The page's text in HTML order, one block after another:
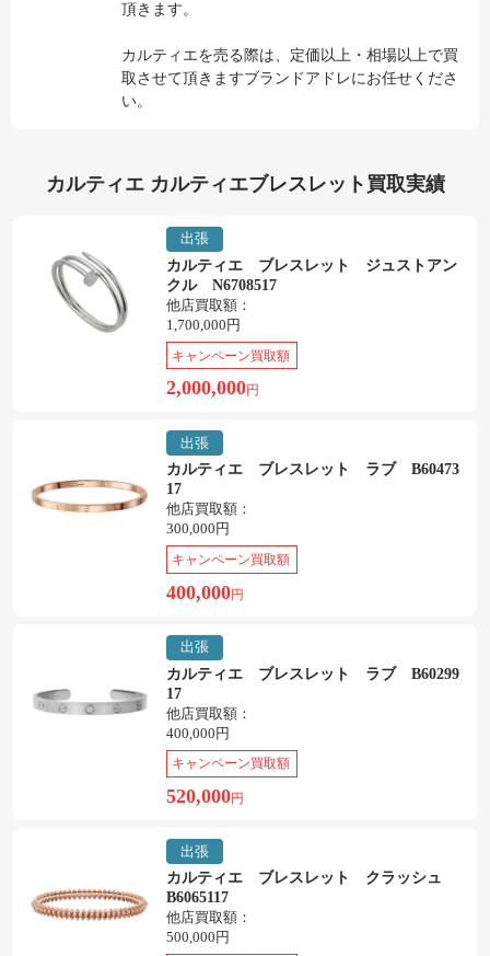
頂きます。
カルティエを売る際は、定価以上・相場以上で買
取させて頂きますブランドアドレにお任せくださ
い。
カルティエ カルティエブレスレット買取実績
出張
カルティエ ブレスレット ジュストアン
クル N6708517
他店買取額：
1,700,000円
キャンペーン買取額
2,000,000円
出張
カルティエ ブレスレット ラブ B60473
17
他店買取額：
300,000円
キャンペーン買取額
400,000円
出張
カルティエ ブレスレット ラブ B60299
17
他店買取額：
400,000円
キャンペーン買取額
520,000円
出張
カルティエ ブレスレット クラッシュ
B6065117
他店買取額：
500,000円